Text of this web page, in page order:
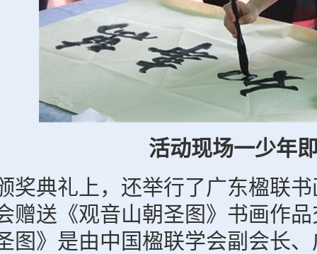
活动现场一少年
典礼上，还举行了广东楹联书
赠送《观音山朝圣图》书画作
图》是由中国楹联学会副会长